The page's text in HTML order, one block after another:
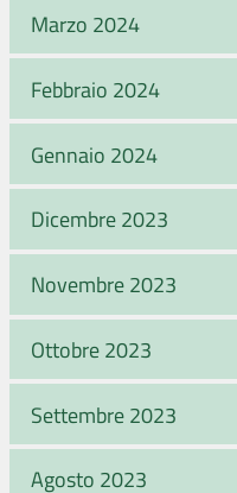
Marzo 2024
Febbraio 2024
Gennaio 2024
Dicembre 2023
Novembre 2023
Ottobre 2023
Settembre 2023
Agosto 2023